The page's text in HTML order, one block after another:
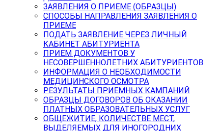
ЗАЯВЛЕНИЯ О ПРИЕМЕ (ОБРАЗЦЫ)
СПОСОБЫ НАПРАВЛЕНИЯ ЗАЯВЛЕНИЯ О
ПРИЕМЕ
ПОДАТЬ ЗАЯВЛЕНИЕ ЧЕРЕЗ ЛИЧНЫЙ
КАБИНЕТ АБИТУРИЕНТА
ПРИЕМ ДОКУМЕНТОВ У
НЕСОВЕРШЕННОЛЕТНИХ АБИТУРИЕНТОВ
ИНФОРМАЦИЯ О НЕОБХОДИМОСТИ
МЕДИЦИНСКОГО ОСМОТРА
РЕЗУЛЬТАТЫ ПРИЕМНЫХ КАМПАНИЙ
ОБРАЗЦЫ ДОГОВОРОВ ОБ ОКАЗАНИИ
ПЛАТНЫХ ОБРАЗОВАТЕЛЬНЫХ УСЛУГ
ОБЩЕЖИТИЕ, КОЛИЧЕСТВЕ МЕСТ,
ВЫДЕЛЯЕМЫХ ДЛЯ ИНОГОРОДНИХ